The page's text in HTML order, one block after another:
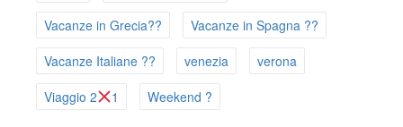
Vacanze in Grecia??
Vacanze in Spagna ??
Vacanze Italiane ??
venezia
verona
Viaggio 2
1 Weekend ?